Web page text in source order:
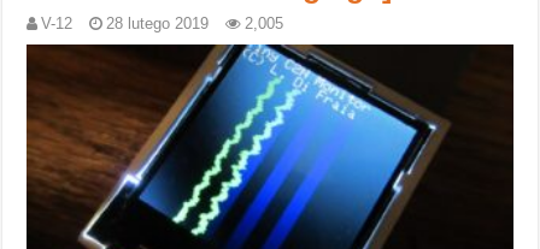
V-12 28 lutego 2019 2,005